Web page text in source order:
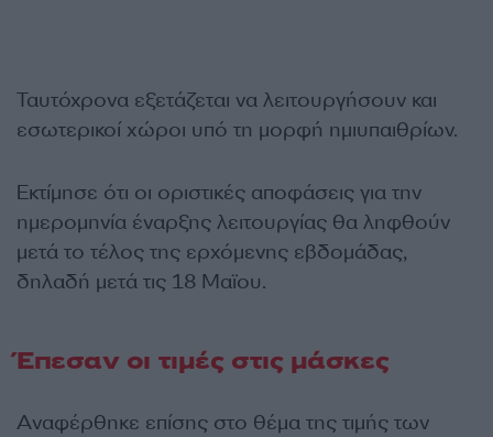
Ταυτόχρονα εξετάζεται να λειτουργήσουν και
εσωτερικοί χώροι υπό τη μορφή ημιυπαιθρίων.
Εκτίμησε ότι οι οριστικές αποφάσεις για την
ημερομηνία έναρξης λειτουργίας θα ληφθούν
μετά το τέλος της ερχόμενης εβδομάδας,
δηλαδή μετά τις 18 Μαϊου.
Έπεσαν οι τιμές στις μάσκες
Αναφέρθηκε επίσης στο θέμα της τιμής των